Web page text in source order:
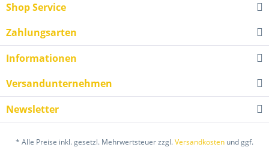
Shop Service
Zahlungsarten
Informationen
Versandunternehmen
Newsletter
* Alle Preise inkl. gesetzl. Mehrwertsteuer zzgl.Versandkosten und ggf.